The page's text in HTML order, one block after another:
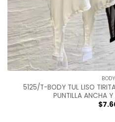
5125/T-BODY TUL LISO
PUNTILLA ANCHA
$